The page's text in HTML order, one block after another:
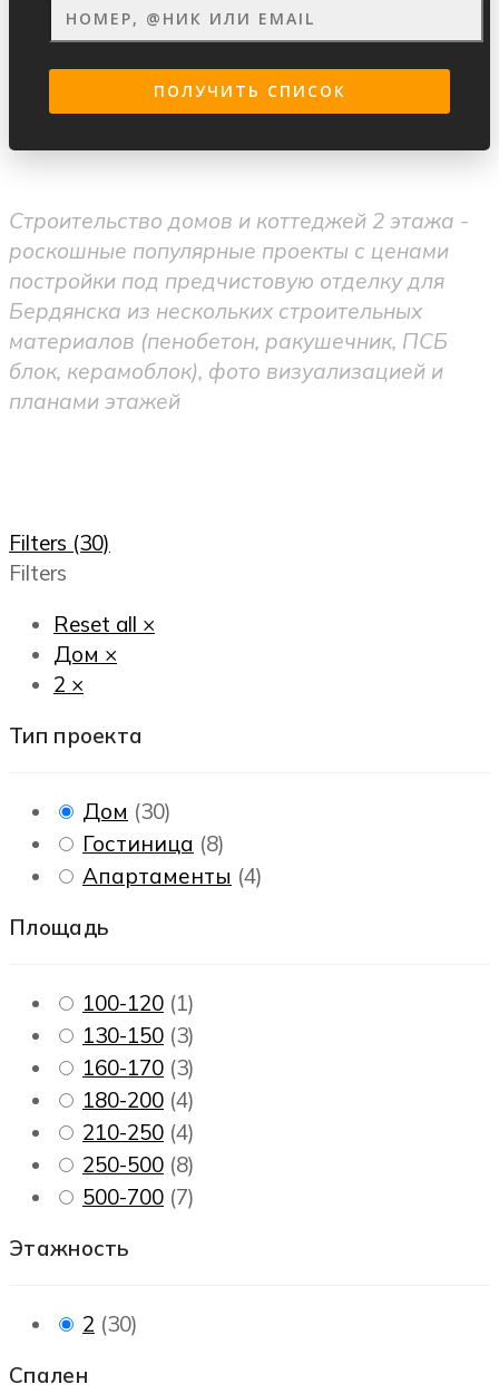
Строительство домов и коттеджей 2 этажа -
роскошные популярные проекты с ценами
постройки под предчистовую отделку для
Бердянска из нескольких строительных
материалов (пенобетон, ракушечник, ПСБ
блок, керамоблок), фото визуализацией и
планами этажей
Filters (30)
Filters
Reset all ×
Дом ×
2 ×
Тип проекта
Дом (30)
Гостиница (8)
Апартаменты (4)
Площадь
100-120 (1)
130-150 (3)
160-170 (3)
180-200 (4)
210-250 (4)
250-500 (8)
500-700 (7)
Этажность
2 (30)
Спален